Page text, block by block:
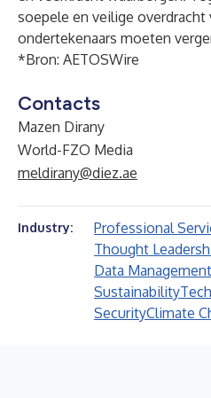
soepele en veilige
ondertekenaars moeten
*Bron: AETOSWire
Contacts
Mazen Dirany
World-FZO Media
meldirany@diez.ae
Industry: Professional
Thought
Data Management
Sustainability
SecurityClimate